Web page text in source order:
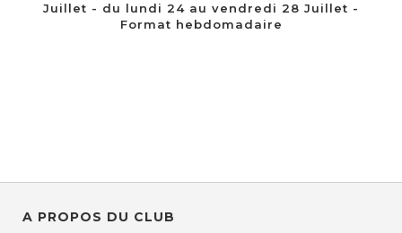
Juillet - du lundi 24 au vendredi 28 Juillet -
Format hebdomadaire
A PROPOS DU CLUB